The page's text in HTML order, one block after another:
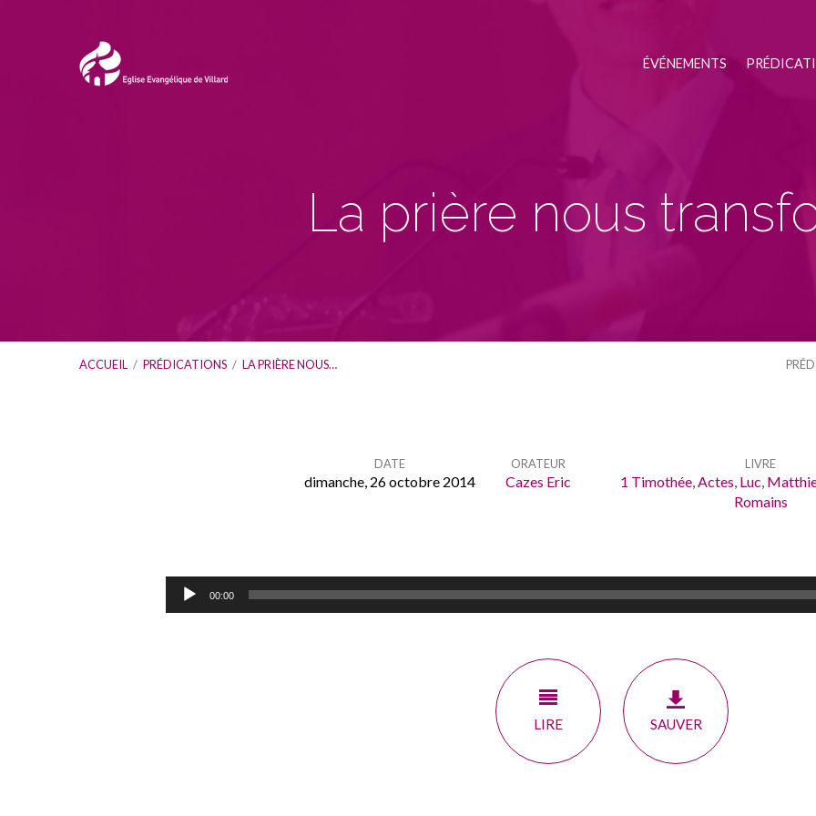
ÉVÉNEMENTS
La prière nous
ACCUEIL / PRÉDICATIONS / LA PRIÈRE NOUS…
prière
DATE
dimanche, 26 octobre 2014
ORATEUR
Cazes Eric
LIVRE
1 Timothée,Actes, Luc,
Romains
Lecteur
00:00
LIRE SAUVER